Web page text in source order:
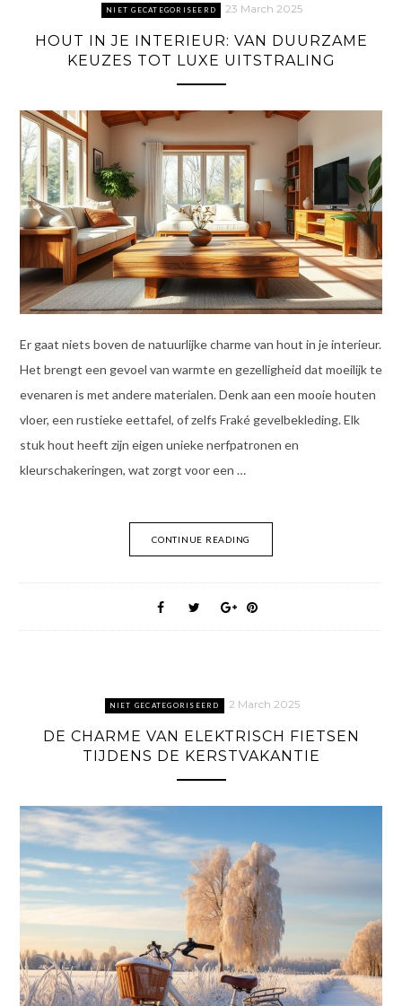
NIET GECATEGORISEERD 23 March 2025
HOUT IN JE INTERIEUR: VAN DUURZAME
KEUZES TOT LUXE UITSTRALING
Er gaat niets boven de natuurlijke charme van hout in je interieur.
Het brengt een gevoel van warmte en gezelligheid dat moeilijk te
evenaren is met andere materialen. Denk aan een mooie houten
vloer, een rustieke eettafel, of zelfs Fraké gevelbekleding. Elk
stuk hout heeft zijn eigen unieke nerfpatronen en
kleurschakeringen, wat zorgt voor een …
CONTINUE READING
NIET GECATEGORISEERD 2 March 2025
DE CHARME VAN ELEKTRISCH FIETSEN
TIJDENS DE KERSTVAKANTIE